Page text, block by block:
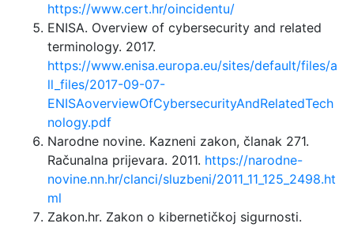
https://www.cert.hr/oincidentu/
ENISA. Overview of cybersecurity and related
terminology. 2017.
https://www.enisa.europa.eu/sites/default/files/a
ll_files/2017-09-07-
ENISAoverviewOfCybersecurityAndRelatedTech
nology.pdf
Narodne novine. Kazneni zakon, članak 271.
Računalna prijevara. 2011. https://narodne-
novine.nn.hr/clanci/sluzbeni/2011_11_125_2498.ht
ml
Zakon.hr. Zakon o kibernetičkoj sigurnosti.